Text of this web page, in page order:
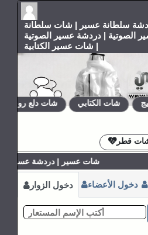
سلطانة عسير | شات سلطانة
الصوتية | دردشة عسير الصوتية
| شات عسير الكتابية
شات دلع روحي شات الكتابي
قطر
شات عسير | دردشة عسير |
دخول الزوار دخول الأعضاء